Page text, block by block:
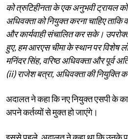
को त्रुटिहीनता के एक अनुभवी ट्रायल
अधिवक्ता को नियुक्त करना चाहिए
और कार्यवाही संचालित कर सके।
हुए, हम आरएस चीमा के स्थान पर विशेष
मनिंदर सिंह, वरिष्ठ अधिवक्ता और पूर्व
(ii) राजेश बत्रा, अधिवक्ता की नियुक्ति
अदालत ने कहा कि नए नियुक्त एसपी के
अपने कर्तव्यों से मुक्त हो जाएंगे।
इससे पहले, अदालत ने कहा था कि उनके